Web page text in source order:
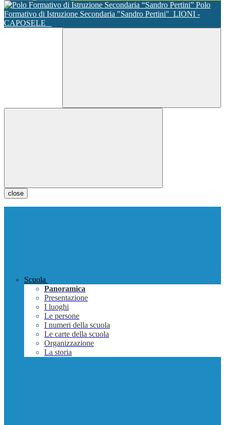
Polo
Formativo di Istruzione Secondaria "Sandro Pertini" LIONI -
CAPOSELE
close
Scuola
Panoramica
Presentazione
I luoghi
Le persone
I numeri della scuola
Le carte della scuola
Organizzazione
La storia